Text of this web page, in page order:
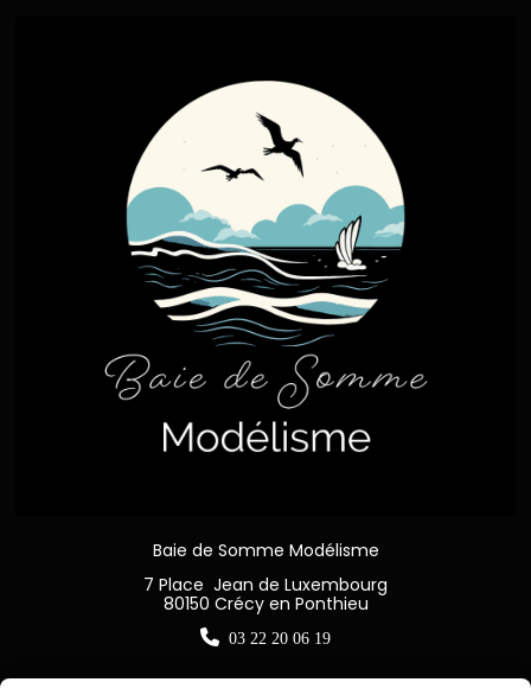
Baie de Somme Modélisme
7 Place Jean de Luxembourg
80150 Crécy en Ponthieu
 03 22 20 06 19